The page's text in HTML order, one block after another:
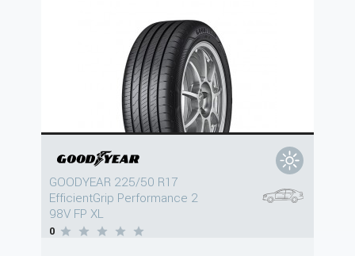
GOODYEAR 225/50 R17
EfficientGrip Performance 2
98V FP XL
0